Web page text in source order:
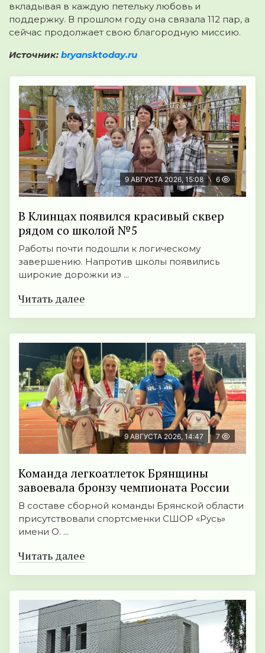
вкладывая в каждую петельку любовь и
поддержку. В прошлом году она связала 112 пар, а
сейчас продолжает свою благородную миссию.
Источник: bryansktoday.ru
9 АВГУСТА 2026, 15:08 6
В Клинцах появился красивый сквер
рядом со школой №5
Работы почти подошли к логическому
завершению. Напротив школы появились
широкие дорожки из ...
Читать далее
9 АВГУСТА 2026, 14:47 7
Команда легкоатлеток Брянщины
завоевала бронзу чемпионата России
В составе сборной команды Брянской области
присутствовали спортсменки СШОР «Русь»
имени О. ...
Читать далее